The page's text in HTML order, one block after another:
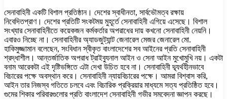
সেনাবাহিনী একটি বিশাল প্রতিষ্ঠান। দেশের স্বাধীনতা, সার্বভৌমত্ব রক্ষায়
নিবেদিতপ্রাণ। দেশের প্রতিটি সংকটময় মুহূর্তে সেনাবাহিনী এগিয়ে এসেছে। বিশাল
সংখ্যার সেনাবাহিনীতে কয়েকজন কর্মকর্তার অপরাধের দায় কখনো সেনাবাহিনী নেয়নি।
এবারও নিচ্ছে না। সেনাবাহিনীর অ্যাডজুট্যান্ট জেনারেল মেজর জেনারেল মো.
হাকিমুজ্জামান বলেছেন, সংবিধান স্বীকৃত বাংলাদেশের সব আইনের প্রতি সেনাবাহিনী
শ্রদ্ধাশীল। আন্তর্জাতিক অপরাধ ট্রাইব্যুনাল আইন ও সেনা আইন মুখোমুখি নয়। একটা
বনাম আরেকটা এই দৃষ্টিভঙ্গিতে এটা দেখা উচিত হবে না। সেনাবাহিনী দ্ব্যর্থহীনভাবে
বিচারের পক্ষে অবস্থান করে। সেনাবাহিনী ন্যায়বিচারের পক্ষে। আমরা বিশ্বাস করি,
আইন তার নিজস্ব গতিতে চলবে এবং বিচারিক প্রক্রিয়ার মাধ্যমে সত্য প্রতিষ্ঠিত হবে।
গুমের শিকার পরিবারগুলোর প্রতি বাংলাদেশ সেনাবাহিনী গভীর সমবেদনা জ্ঞাপন করছে।